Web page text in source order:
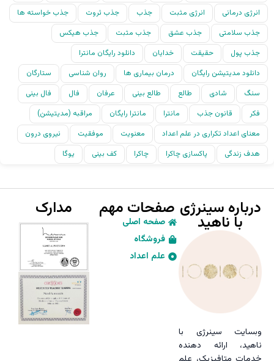
انرژی درمانی
انرژی مثبت جذب جذب ثروت
جذب خواسته ها
جذب سلامتی
جذب عشق جذب مثبت
جذب هیکس
جذب پول
حقیقت خدایان
دانلود رایگان مانترا
دانلود مدیتیشن رایگان
درمان بیماری ها روان شناسی
ستارگان
سنگ
شادی طالع طالع بینی عرفان فال
فال بینی
فکر
قانون جذب مانترا مانترا رایگان
مراقبه (مدیتیشن)
معنای اعداد تکراری در علم اعداد
معنویت موفقیت
نیروی درون
هدف زندگی
پاکسازی چاکرا چاکرا کف بینی یوگا
درباره سینرژی
با ناهید
وبسایت سینرژی با
ناهید، ارائه دهنده
صفحات مهم
صفحه اصلی
فروشگاه
علم اعداد
مدارک